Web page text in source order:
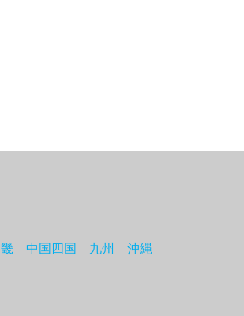
中国四国 九州 沖縄